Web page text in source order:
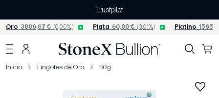
Trustpilot
Oro 3806,67 € (0,00%) Plata 60,00 € (0,01%) Platino
Inicio Lingotes de Oro 50g